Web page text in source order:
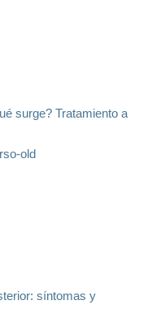
surge? Tratamiento a
old
síntomas y